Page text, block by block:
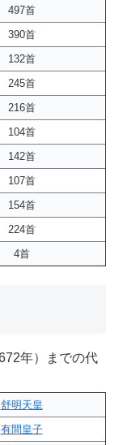
497首
390首
132首
245首
216首
104首
142首
107首
154首
224首
4首
年）までの代
舒明天皇
有間皇子